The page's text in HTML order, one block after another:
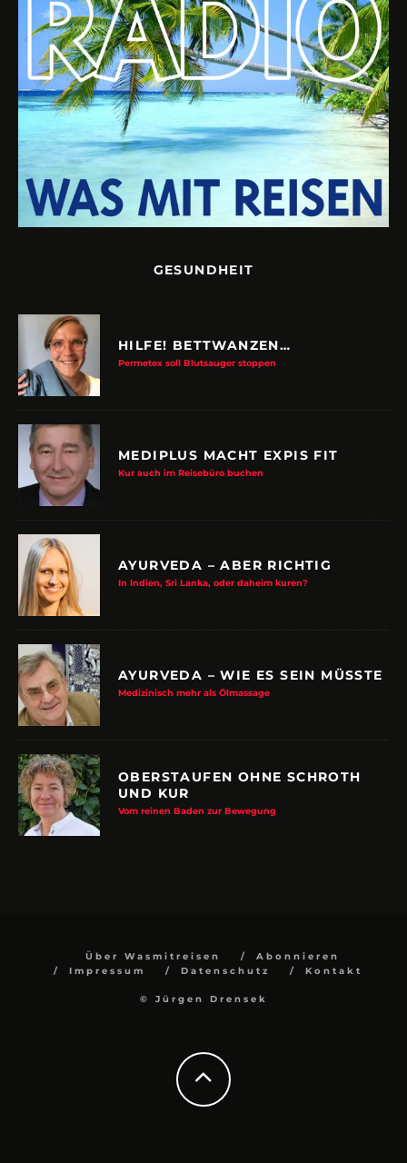
GESUNDHEIT
HILFE! BETTWANZEN…
Permetex soll Blutsauger stoppen
MEDIPLUS MACHT EXPIS FIT
Kur auch im Reisebüro buchen
AYURVEDA – ABER RICHTIG
In Indien, Sri Lanka, oder daheim kuren?
AYURVEDA – WIE ES SEIN MÜSSTE
Medizinisch mehr als Ölmassage
OBERSTAUFEN OHNE SCHROTH
UND KUR
Vom reinen Baden zur Bewegung
Über Wasmitreisen
Abonnieren
Impressum
Datenschutz Kontakt
© Jürgen Drensek